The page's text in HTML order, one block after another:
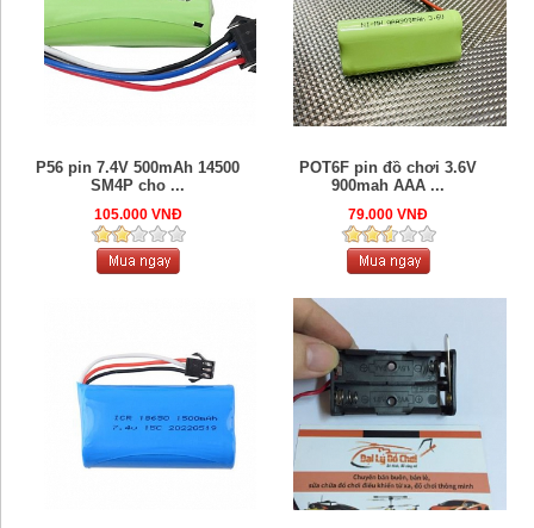
P56 pin 7.4V 500mAh 14500
SM4P cho ...
105.000 VNĐ
POT6F pin đồ chơi 3.6V
900mah AAA ...
79.000 VNĐ